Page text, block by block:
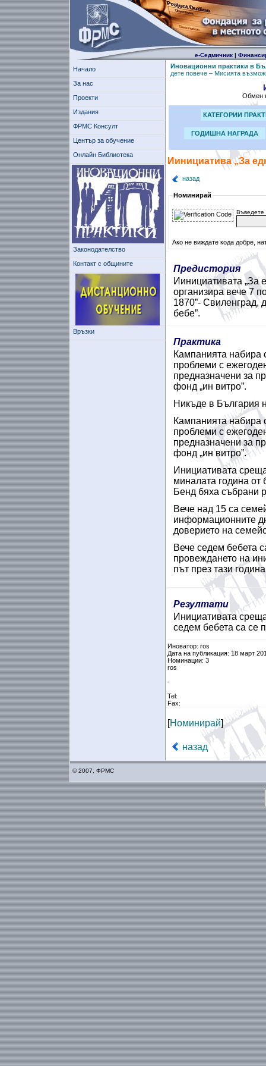
е-Седмичник|
Начало
За нас
Проекти
Издания
ФРМС Консулт
Център за обучение
Онлайн Библиотека
Законодателство
Контакт с общините
Връзки
Иновационни практики в
дете повече – Мисията
Обмен
КАТЕГОРИИ
ГОДИШНА НАГРАДА
Иинициатива „За
назад
Номинирай
Въведете
Ако не виждате кода добре,
Предистория
Иинициативата „За
организира вече 7
1870”- Свиленград,
бебе”.
Практика
Кампанията набира
проблеми с
предназначени за
фонд „ин витро”.
Никъде в България
Кампанията набира
проблеми с
предназначени за
фонд „ин витро”.
Инициативата
миналата година от
Бенд бяха събрани
Вече над 15 са
информационните
доверието на
Вече седем бебета
провеждането на
път през тази
Резултати
Инициативата
седем бебета са се
Иноватор: ros
Дата на публикация: 18 март
Номинации: 3
ros
-
Tel:
Fax:
[Номинирай]
назад
© 2007, ФРМС